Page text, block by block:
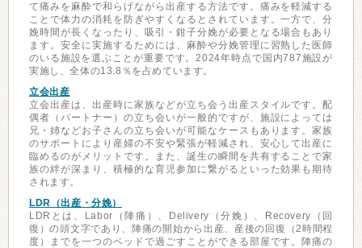
て痛みを麻酔で和らげながら出産する方法です。痛みを軽減する
ことで体力の消耗を防ぎやすくなるとされています。一方で、分
娩時間が長くなったり、吸引・鉗子分娩が必要となる場合もあり
ます。安全に実施するためには、麻酔や分娩管理に習熟した医師
のいる施設を選ぶことが重要です。2024年時点で国内787施設が
実施し、全体の13.8％を占めています。
立会出産
立会出産は、出産時に家族などが立ち会う出産スタイルです。配
偶者（パートナー）の立ち会いが一般的ですが、施設によっては
兄・姉などお子さんの立ち会いが可能なケースもあります。家族
のサポートにより産婦の不安や緊張が軽減され、安心して出産に
臨めるのがメリットです。また、誕生の瞬間を共有することで家
族の絆が深まり、積極的な育児参加に繋がるといった効果も期待
されます。
LDR（出産・分娩）
LDRとは、Labor（陣痛）、Delivery（分娩）、Recovery（回
復）の頭文字であり、陣痛の開始から出産、産後の回復（2時間程
度）までを一つのベッドで過ごすことができる部屋です。陣痛の